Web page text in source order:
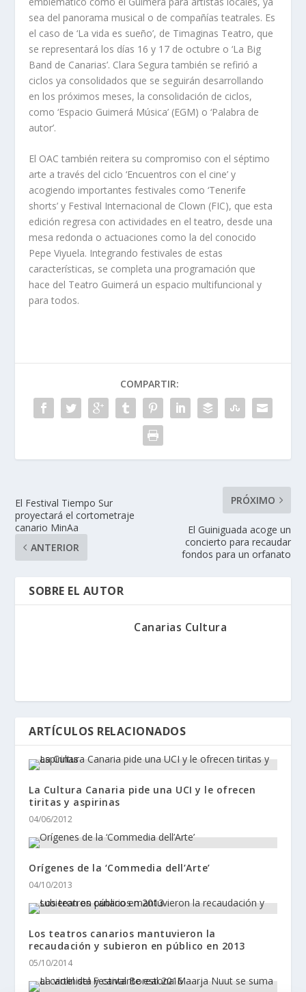
sea del panorama musical o de compañías teatrales. Es
el caso de ‘La vida es sueño’, de Timaginas Teatro, que
se representará los días 16 y 17 de octubre o ‘La Big
Band de Canarias’. Clara Segura también se refirió a
ciclos ya consolidados que se seguirán desarrollando
en los próximos meses, la consolidación de ciclos,
como ‘Espacio Guimerá Música’ (EGM) o ‘Palabra de
autor’.
El OAC también reitera su compromiso con el séptimo
arte a través del ciclo ‘Encuentros con el cine’ y
acogiendo importantes festivales como ‘Tenerife
shorts’ y Festival Internacional de Clown (FIC), que esta
edición regresa con actividades en el teatro, desde una
mesa redonda o actuaciones como la del conocido
Pepe Viyuela. Integrando festivales de estas
características, se completa una programación que
hace del Teatro Guimerá un espacio multifuncional y
para todos.
COMPARTIR:
El Festival Tiempo Sur
proyectará el cortometraje
canario MinAa
ANTERIOR
PRÓXIMO
El Guiniguada acoge un
concierto para recaudar
fondos para un orfanato
SOBRE EL AUTOR
Canarias Cultura
ARTÍCULOS RELACIONADOS
La Cultura Canaria pide una UCI y le ofrecen
tiritas y aspirinas
04/06/2012
Orígenes de la ‘Commedia dell’Arte’
04/10/2013
Los teatros canarios mantuvieron la
recaudación y subieron en público en 2013
05/10/2014